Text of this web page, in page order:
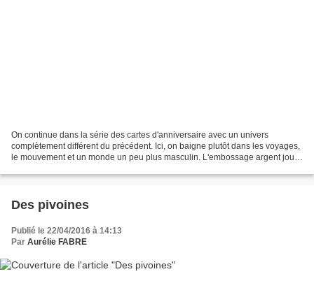
On continue dans la série des cartes d'anniversaire avec un univers
complètement différent du précédent. Ici, on baigne plutôt dans les voyages,
le mouvement et un monde un peu plus masculin. L'embossage argent joue
Des pivoines
Publié le 22/04/2016 à 14:13
Par Aurélie FABRE